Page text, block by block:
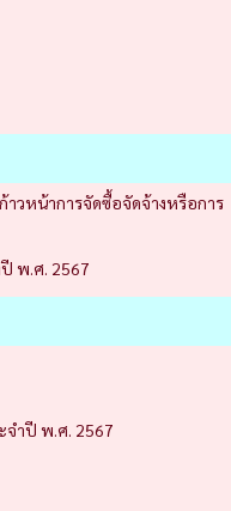
วหน้าการจัดซื้อจัดจ้างหรือการ
พ.ศ. 2567
ำปี พ.ศ. 2567